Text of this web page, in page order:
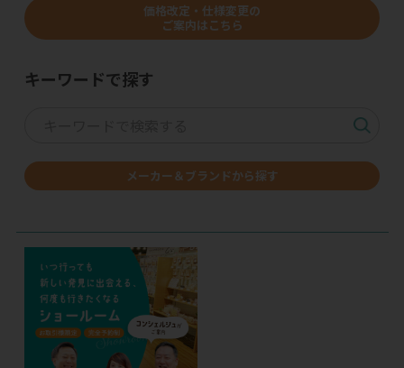
価格改定・仕様変更の
ご案内はこちら
キーワードで探す
メーカー＆ブランドから探す